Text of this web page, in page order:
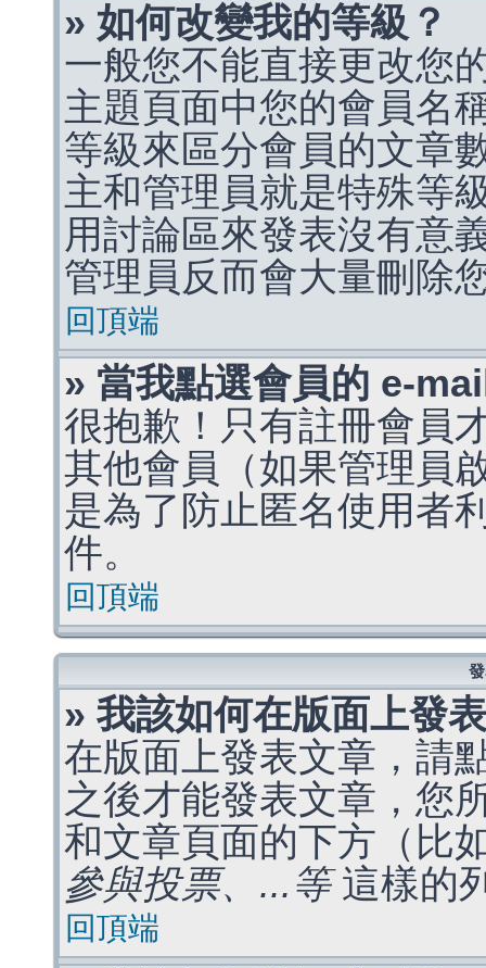
» 如何改變我的等級？
一般您不能直接更改您
主題頁面中您的會員名
等級來區分會員的文章
主和管理員就是特殊等
用討論區來發表沒有意
管理員反而會大量刪除
回頂端
» 當我點選會員的 e-
很抱歉！只有註冊會員
其他會員（如果管理員
是為了防止匿名使用者
件。
回頂端
» 我該如何在版面上發
在版面上發表文章，請
之後才能發表文章，您
和文章頁面的下方（比
參與投票、...等這樣的
回頂端